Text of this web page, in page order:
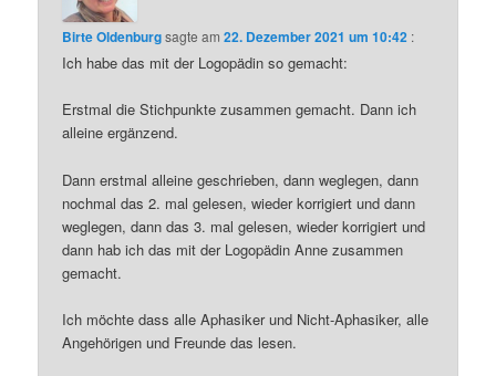
Birte Oldenburgsagte am22. Dezember 2021 um 10:42 :
Ich habe das mit der Logopädin so gemacht:
Erstmal die Stichpunkte zusammen gemacht. Dann ich
alleine ergänzend.
Dann erstmal alleine geschrieben, dann weglegen, dann
nochmal das 2. mal gelesen, wieder korrigiert und dann
weglegen, dann das 3. mal gelesen, wieder korrigiert und
dann hab ich das mit der Logopädin Anne zusammen
gemacht.
Ich möchte dass alle Aphasiker und Nicht-Aphasiker, alle
Angehörigen und Freunde das lesen.